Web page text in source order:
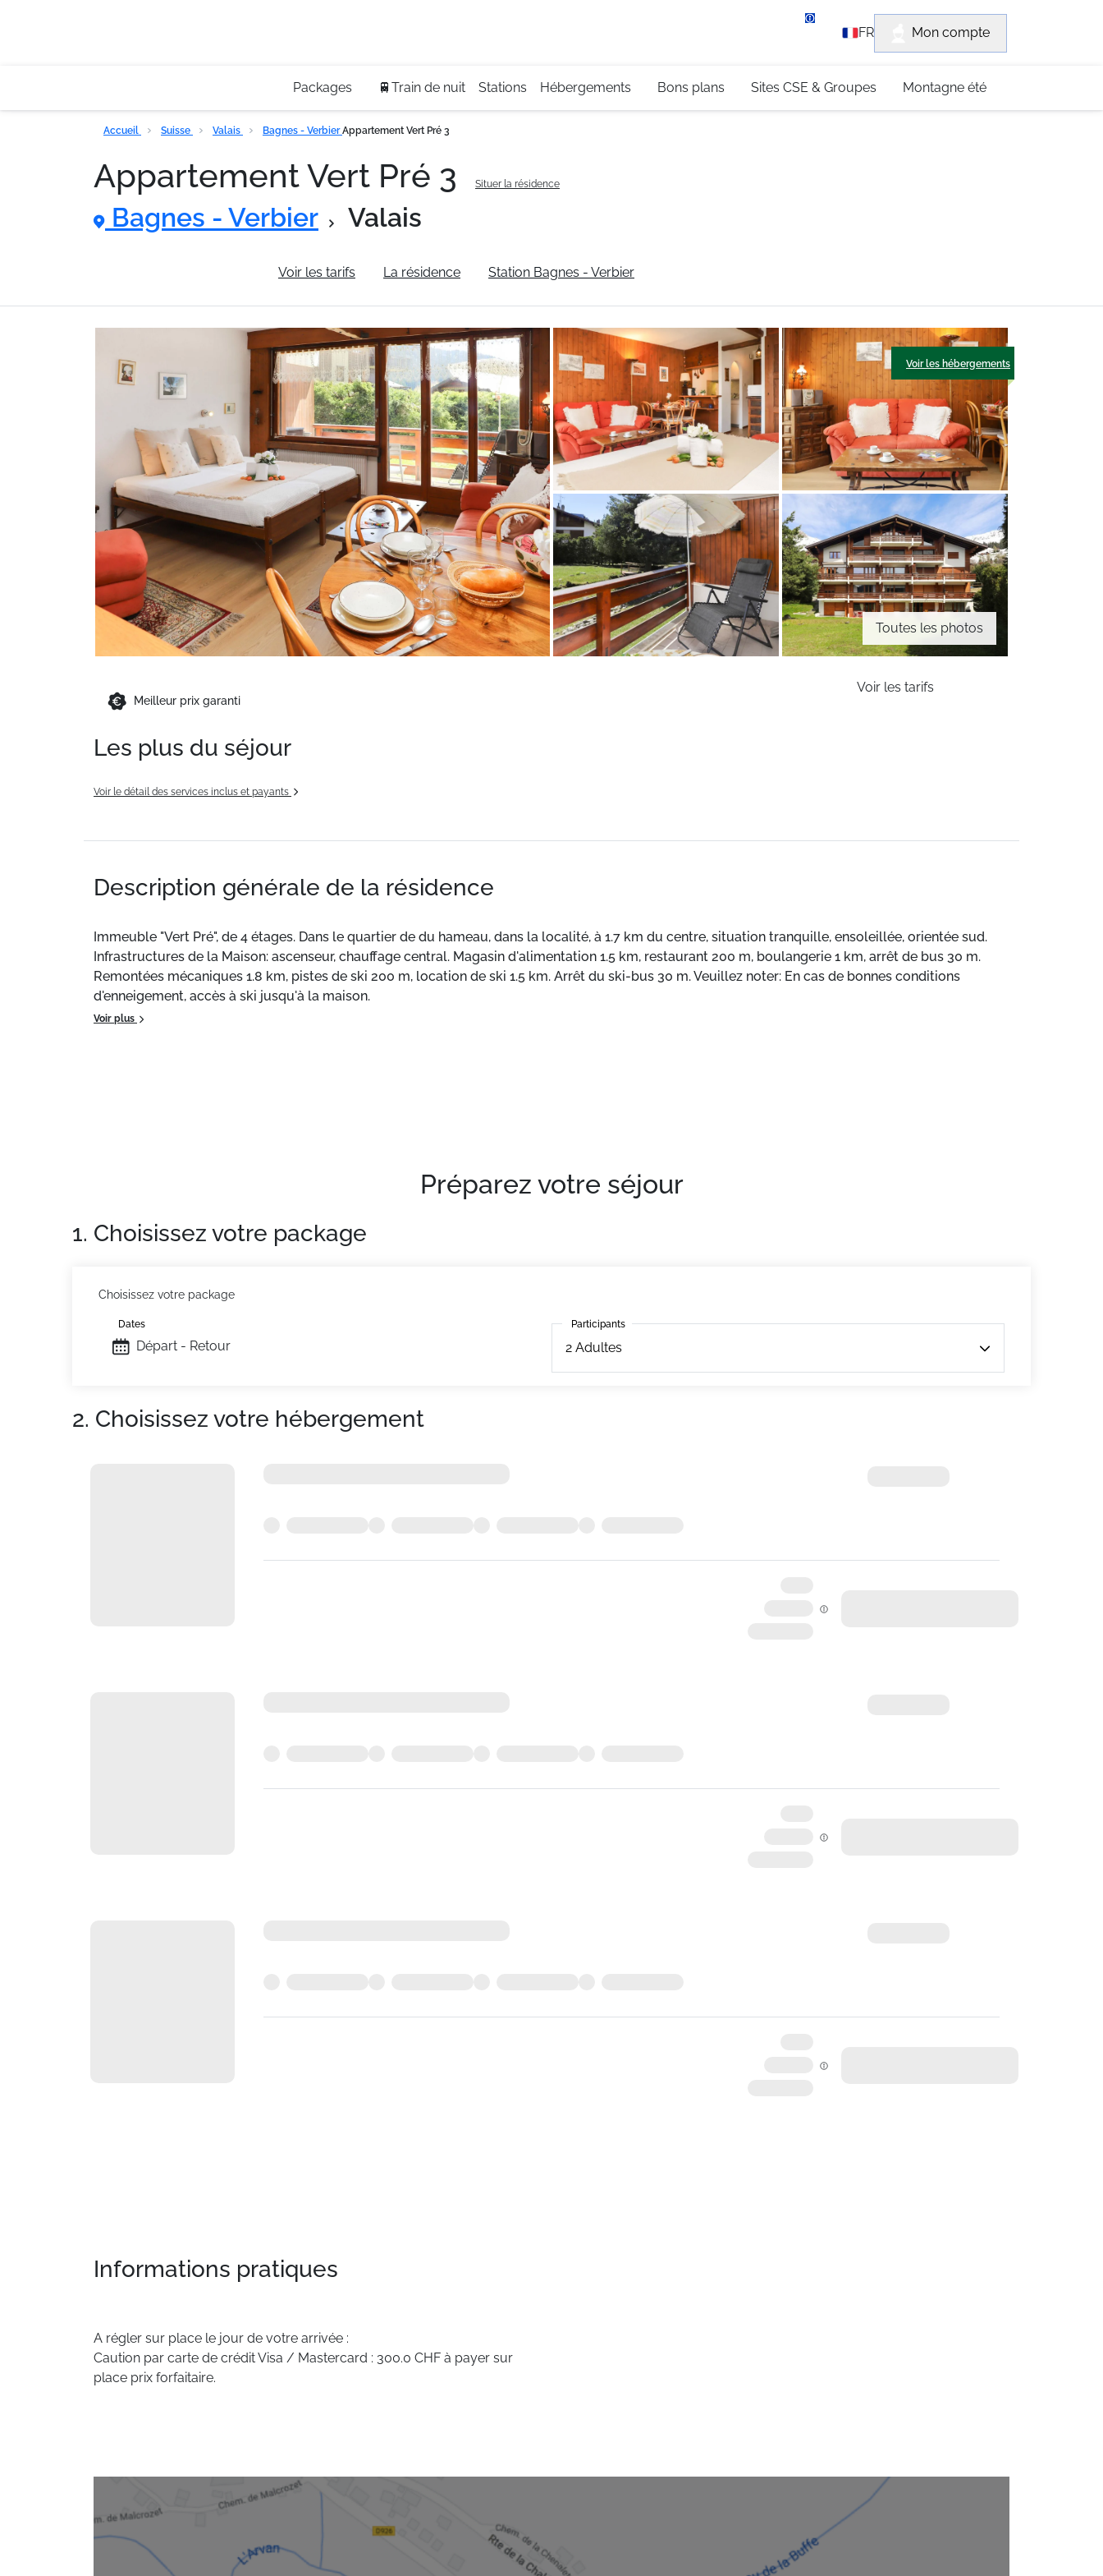
+33 (0)4 79 96 30 69
FR Mon compte
Packages 🚆Train de nuit Stations Hébergements Bons plans Sites CSE & Groupes Montagne été
Accueil Suisse Valais Bagnes - VerbierAppartement Vert Pré 3
Appartement Vert Pré 3 Situer la résidence
Bagnes - Verbier Valais
Voir les tarifs La résidence Station Bagnes - Verbier
Toutes les photos
Voir les hébergements
Meilleur prix garanti
Voir les tarifs
Les plus du séjour
Voir le détail des services inclus et payants
Description générale de la résidence
Immeuble "Vert Pré", de 4 étages. Dans le quartier de du hameau, dans la localité, à 1.7 km du centre, situation tranquille, ensoleillée, orientée sud.
Infrastructures de la Maison: ascenseur, chauffage central. Magasin d'alimentation 1.5 km, restaurant 200 m, boulangerie 1 km, arrêt de bus 30 m.
Remontées mécaniques 1.8 km, pistes de ski 200 m, location de ski 1.5 km. Arrêt du ski-bus 30 m. Veuillez noter: En cas de bonnes conditions
d'enneigement, accès à ski jusqu'à la maison.
Voir plus
Préparez votre séjour
1. Choisissez votre package
Choisissez votre package
Départ - Retour
Dates Participants
2 Adultes
Participants
2. Choisissez votre hébergement
Informations pratiques
A régler sur place le jour de votre arrivée :
Caution par carte de crédit Visa / Mastercard : 300.0 CHF à payer sur
place prix forfaitaire.